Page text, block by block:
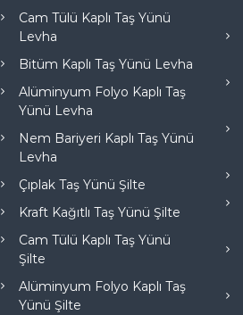
Cam Tülü Kaplı Taş Yünü
Levha
Bitüm Kaplı Taş Yünü Levha
Alüminyum Folyo Kaplı Taş
Yünü Levha
Nem Bariyeri Kaplı Taş Yünü
Levha
Çıplak Taş Yünü Şilte
Kraft Kağıtlı Taş Yünü Şilte
Cam Tülü Kaplı Taş Yünü
Şilte
Alüminyum Folyo Kaplı Taş
Yünü Şilte